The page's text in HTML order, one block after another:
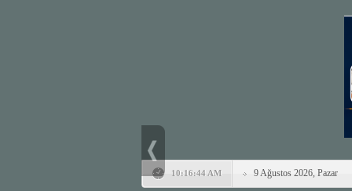
10:16:44 AM 9 Ağustos 2026, Pazar